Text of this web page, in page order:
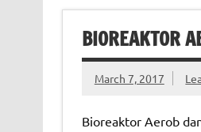
BIOREAKTOR
March 7, 2017
Bioreaktor Aerob